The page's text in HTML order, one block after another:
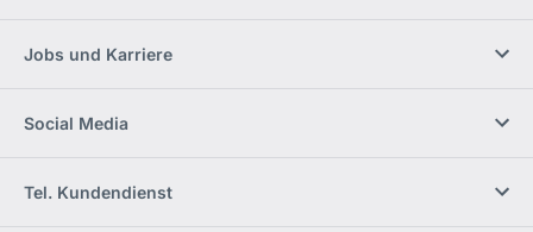
Jobs und Karriere
Social Media
Tel. Kundendienst